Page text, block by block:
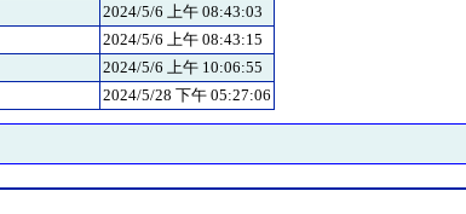
2024/5/6 上午 08:43:03
2024/5/6 上午 08:43:15
2024/5/6 上午 10:06:55
2024/5/28 下午 05:27:06